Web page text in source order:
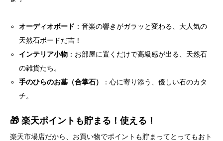
オーディオボード ：音楽の響きがガラッと変わる、大人気の
天然石ボードだ吉！
インテリア小物 ：お部屋に置くだけで高級感が出る、天然石
の雑貨たち。
手のひらのお墓（合掌石）
：心に寄り添う、優しい石のカタ
チ。
🎁 楽天ポイントも貯まる！使える！
楽天市場店だから、お買い物でポイントも貯まってとってもおト